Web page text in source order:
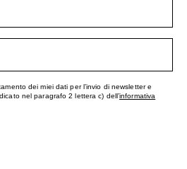
dei miei dati per l’invio di newsletter e
nel paragrafo 2 lettera c) dell’informativa